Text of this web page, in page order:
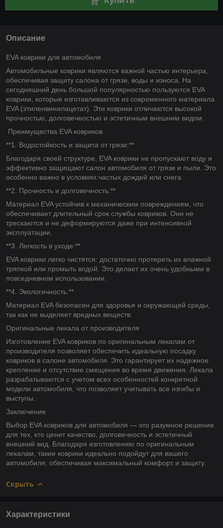
Описание
EVA коврики для автомобиля
Автомобильные коврики являются важной частью интерьера,
обеспечивая защиту салона от грязи, воды и износа. На
сегодняшний день большой популярностью пользуются EVA
коврики, которые изготавливаются из современного материала
EVA (этиленвинилацетат). Эти коврики отличаются высокой
прочностью, долговечностью и эстетичным внешним видом.
Преимущества EVA ковриков
**1. Водостойкость и защита от грязи:**
Благодаря своей структуре, EVA коврики не пропускают воду и
эффективно защищают салон автомобиля от грязи и пыли. Это
особенно важно в условиях частых дождей или снега.
**2. Прочность и долговечность:**
Материал EVA устойчив к механическим повреждениям, что
обеспечивает длительный срок службы ковриков. Они не
трескаются и не деформируются даже при интенсивной
эксплуатации.
**3. Легкость в уходе:**
EVA коврики легко чистятся: достаточно протереть их влажной
тряпкой или промыть водой. Это делает их очень удобными в
повседневном использовании.
**4. Экологичность:**
Материал EVA безопасен для здоровья и окружающей среды,
так как не выделяет вредных веществ.
Оригинальные лекала от производителя
Изготовление EVA ковриков по оригинальным лекалам от
производителя позволяет обеспечить идеальную посадку
ковриков в салоне автомобиля. Это гарантирует их надежное
крепление и отсутствие смещения во время движения. Лекала
разрабатываются с учетом всех особенностей конкретной
модели автомобиля, что позволяет учитывать все изгибы и
выступы.
Заключение
Выбор EVA ковриков для автомобиля — это разумное решение
для тех, кто ценит качество, долговечность и эстетичный
внешний вид. Благодаря изготовлению по оригинальным
лекалам, такие коврики идеально подойдут для вашего
автомобиля, обеспечивая максимальный комфорт и защиту.
Скрыть
Характеристики